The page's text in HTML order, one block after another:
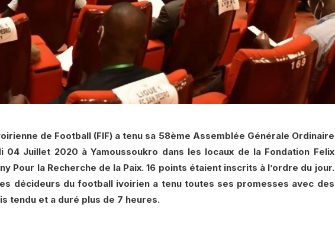
de Football (FIF) a tenu sa 58ème Assemblée Générale Ordinaire
04 Juillet 2020 à Yamoussoukro dans les locaux de la Fondation Felix
Pour la Recherche de la Paix. 16 points étaient inscrits à l’ordre du jour.
décideurs du football ivoirien a tenu toutes ses promesses avec des
tendu et a duré plus de 7 heures.